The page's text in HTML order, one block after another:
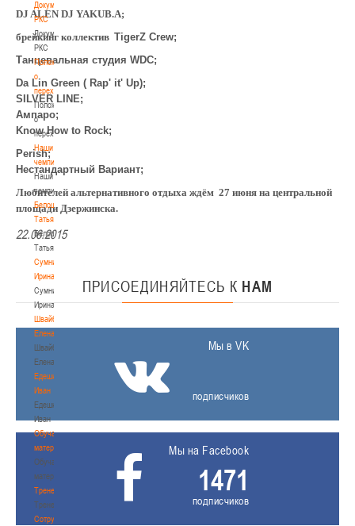
Документы
РКС
Документы
РКС
Положение
о
переходах
Положение
о
переходах
Наши
чемпионы
Наши
чемпионы
Белошапко
Татьяна
Белошапко
Татьяна
Сумникова
Ирина
Сумникова
Ирина
Швайбович
Елена
Швайбович
Елена
Едешко
Иван
Едешко
Иван
Обучающие
материалы
Обучающие
материалы
Тренерам
Тренерам
Сотрудничество
DJ ALEN DJ YAKUB.A;
брейкинг коллектив TigerZ Crew;
Танцевальная студия WDC;
Da Lin Green ( Rap' it' Up);
SILVER LINE;
Ампаро;
Know How to Rock;
Perish;
Нестандартный Вариант;
Любителей альтернативного отдыха ждём 27 июня на центральной
площади Дзержинска.
22.06.2015
ПРИСОЕДИНЯЙТЕСЬ К НАМ
Мы в VK
подписчиков
Мы на Facebook
1471
подписчиков